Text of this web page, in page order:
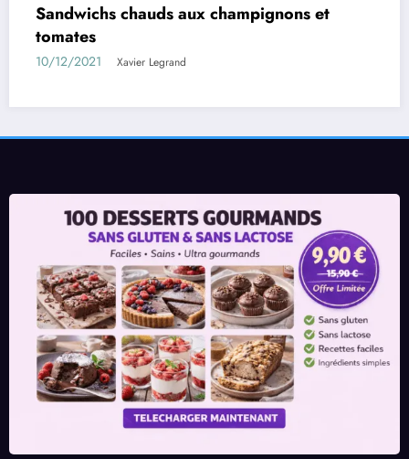
Sandwichs chauds aux champignons et
tomates
10/12/2021 Xavier Legrand